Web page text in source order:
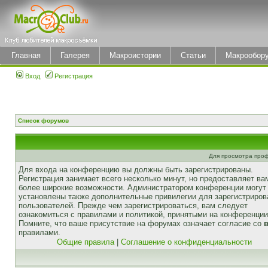
Главная Галерея Макроистории Статьи
Вход Регистрация
Список форумов
Для просмотра
Для входа на конференцию вы должны быть зарегистрированы.
Регистрация занимает всего несколько минут, но предоставляет
более широкие возможности. Администратором конференции
установлены также дополнительные привилегии для
пользователей. Прежде чем зарегистрироваться, вам следует
ознакомиться с правилами и политикой, принятыми на
Помните, что ваше присутствие на форумах означает согласие со
правилами.
Общие правила| Соглашение о конфиденциальности